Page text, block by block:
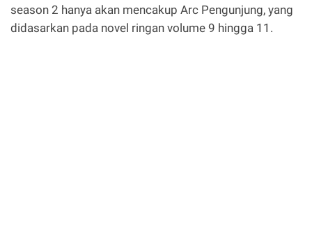
season 2 hanya akan mencakup Arc Pengunjung, yang
didasarkan pada novel ringan volume 9 hingga 11.